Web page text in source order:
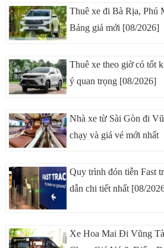
Thuê xe đi Bà Rịa,
Bảng giá mới [08/2026]
Thuê xe theo giờ có tốt
ý quan trọng [08/2026]
Nhà xe từ Sài Gòn đi
chạy và giá vé mới nhất
Quy trình đón tiễn Fast
dẫn chi tiết nhất [08/
Xe Hoa Mai Đi Vũng